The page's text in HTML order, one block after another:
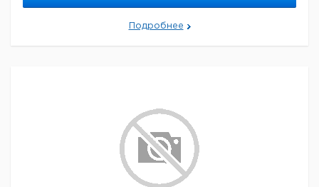
Подробнее